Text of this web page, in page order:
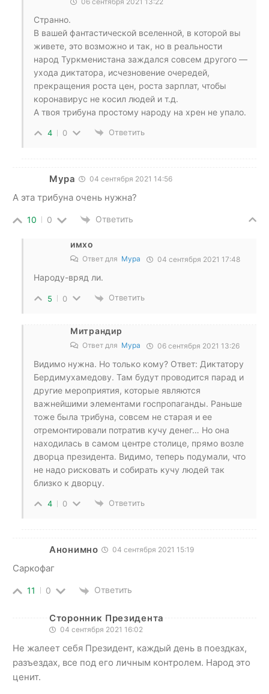
Странно.
В вашей фантастической вселенной, в которой вы
живете, это возможно и так, но в реальности
народ Туркменистана заждался совсем другого —
ухода диктатора, исчезновение очередей,
прекращения роста цен, роста зарплат, чтобы
коронавирус не косил людей и т.д.
А твоя трибуна простому народу на хрен не упало.
4 0 Ответить
Мура 04 сентября 2021 14:56
А эта трибуна очень нужна?
10 0 Ответить
имхо
Ответ для Мура 04 сентября 2021 17:48
Народу-вряд ли.
5 0 Ответить
Митрандир
Ответ для Мура 06 сентября 2021 13:26
Видимо нужна. Но только кому? Ответ: Диктатору
Бердимухамедову. Там будут проводится парад и
другие мероприятия, которые являются
важнейшими элементами госпропаганды. Раньше
тоже была трибуна, совсем не старая и ее
отремонтировали потратив кучу денег… Но она
находилась в самом центре столице, прямо возле
дворца президента. Видимо, теперь подумали, что
не надо рисковать и собирать кучу людей так
близко к дворцу.
4 0 Ответить
Анонимно 04 сентября 2021 15:19
Саркофаг
11 0 Ответить
Сторонник Президента
04 сентября 2021 16:02
Не жалеет себя Президент, каждый день в поездках,
разъездах, все под его личным контролем. Народ это
ценит.